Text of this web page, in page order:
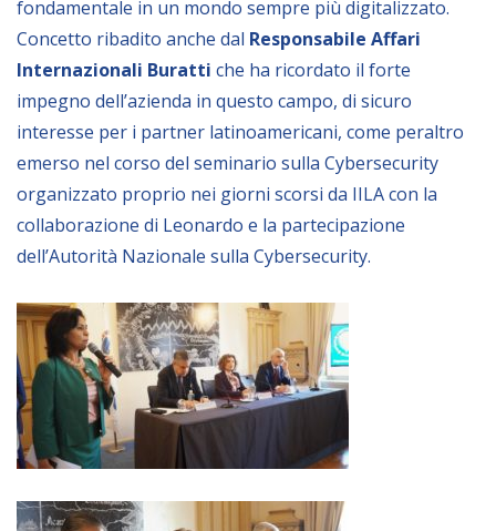
NEWSLETTER
fondamentale in un mondo sempre più digitalizzato.
Concetto ribadito anche dal Responsabile Affari
Internazionali Buratti che ha ricordato il forte
impegno dell’azienda in questo campo, di sicuro
interesse per i partner latinoamericani, come peraltro
emerso nel corso del seminario sulla Cybersecurity
organizzato proprio nei giorni scorsi da IILA con la
collaborazione di Leonardo e la partecipazione
dell’Autorità Nazionale sulla Cybersecurity.